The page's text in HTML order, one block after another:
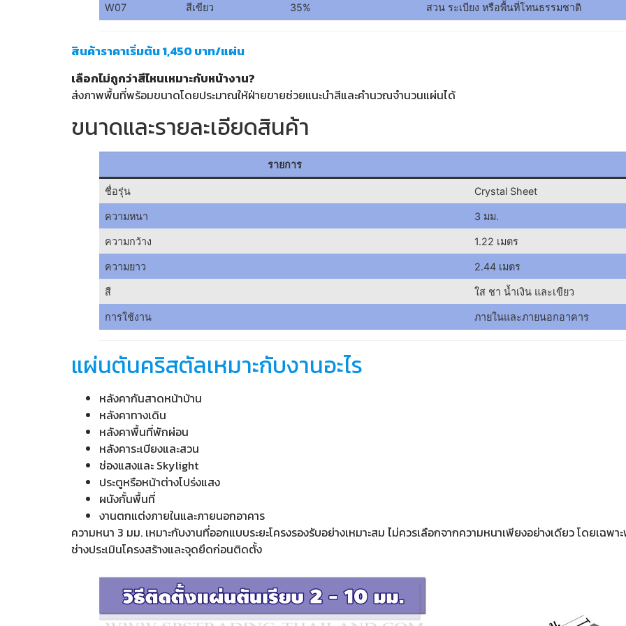
W07 สีเขียว 35% สวน ระเบียง หรือพื้นที่โทนธรรมชาติ
สินค้าราคาเริ่มต้น 1,450 บาท/แผ่น
เลือกไม่ถูกว่าสีไหนเหมาะกับหน้างาน?
ส่งภาพพื้นที่พร้อมขนาดโดยประมาณให้ฝ่ายขายช่วยแนะนำสีและคำนวณจำนวนแผ่นได้
ขนาดและรายละเอียดสินค้า
รายการ
ชื่อรุ่น Crystal Sheet
ความหนา 3 มม.
ความกว้าง 1.22 เมตร
ความยาว 2.44 เมตร
สี ใส ชา น้ำเงิน และเขียว
การใช้งาน ภายในและภายนอกอาคาร
แผ่นตันคริสตัลเหมาะกับงานอะไร
หลังคากันสาดหน้าบ้าน
หลังคาทางเดิน
หลังคาพื้นที่พักผ่อน
หลังคาระเบียงและสวน
ช่องแสงและ Skylight
ประตูหรือหน้าต่างโปร่งแสง
ผนังกั้นพื้นที่
งานตกแต่งภายในและภายนอกอาคาร
ความหนา 3 มม. เหมาะกับงานที่ออกแบบระยะโครงรองรับอย่างเหมาะสม ไม่ควรเลือกจากความหนาเพียงอย่างเดียว โดยเ
ช่างประเมินโครงสร้างและจุดยึดก่อนติดตั้ง